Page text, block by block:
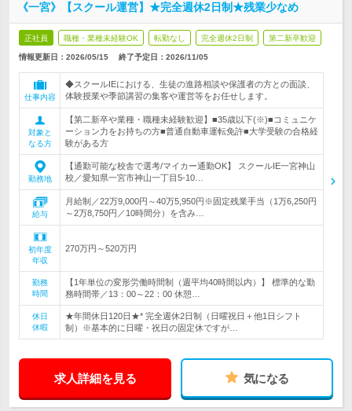
《一宮》【スクール運営】★完全週休2日制★残業少なめ
正社員 職種・業種未経験OK 転勤なし 完全週休2日制 第二新卒歓迎
情報更新日：2026/05/15 終了予定日： 2026/11/05
仕事内容
◆スクールIEにおける、生徒の進路相談や保護者の方との面談、
体験授業や季節講習の集客や運営等をお任せします。
対象と
なる方
【第二新卒や業種・職種未経験歓迎】■35歳以下(※)■コミュニケ
ーション力をお持ちの方■普通自動車運転免許■大学受験の合格経
験がある方
勤務地
【通勤可能な校舎で選考/マイカー通勤OK】 スクールIE一宮神山
校／愛知県一宮市神山一丁目5-10…
給与
月給制／22万9,000円～40万5,950円※固定残業手当（1万6,250円
～2万8,750円／10時間分）を含み…
初年度
年収
270万円～520万円
勤務
時間
【1年単位の変形労働時間制（週平均40時間以内）】 標準的な勤
務時間帯／13：00～22：00 休憩…
休日
休暇
★年間休日120日★* 完全週休2日制（日曜祝日＋他1日シフト
制）※基本的に日曜・祝日の固定休ですが…
求人詳細を見る 気になる